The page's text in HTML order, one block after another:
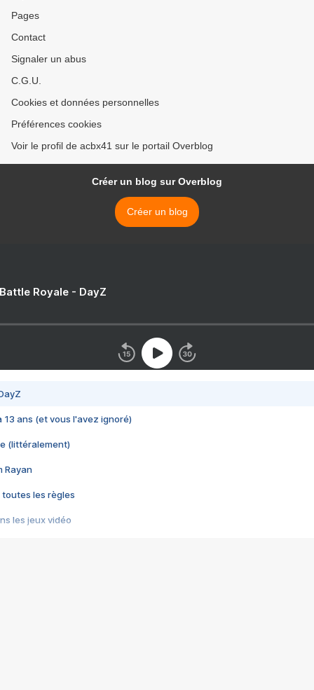
Pages
Contact
Signaler un abus
C.G.U.
Cookies et données personnelles
Préférences cookies
Voir le profil de acbx41 sur le portail Overblog
Créer un blog sur Overblog
Créer un blog
Royale - DayZ
13 ans (et vous l'avez ignoré)
(littéralement)
Rayan
toutes les règles
les jeux vidéo